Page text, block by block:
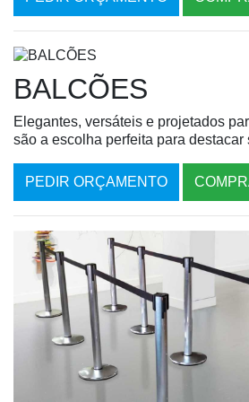
BALCÕES
Elegantes, versáteis e projetados
são a escolha perfeita para destacar
PEDIR ORÇAMENTO